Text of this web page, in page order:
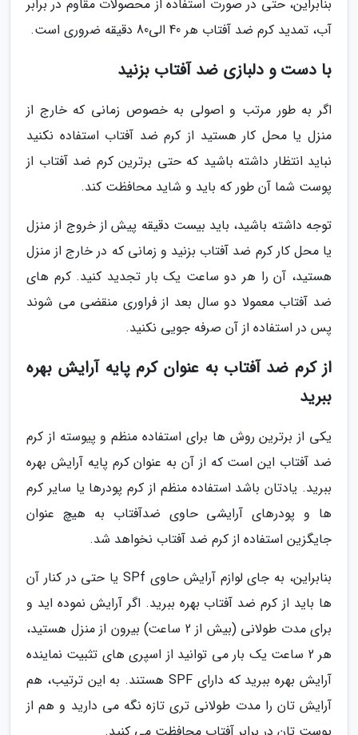
بنابراین، حتی در صورت استفاده از محصولات مقاوم در برابر
آب، تمدید کرم ضد آفتاب هر 40 الی80 دقیقه ضروری است.
با دست و دلبازی ضد آفتاب بزنید
اگر به طور مرتب و اصولی به خصوص زمانی که خارج از
منزل یا محل کار هستید از کرم ضد آفتاب استفاده نکنید
نباید انتظار داشته باشید که حتی برترین کرم ضد آفتاب از
پوست شما آن طور که باید و شاید محافظت کند.
توجه داشته باشید، باید بیست دقیقه پیش از خروج از منزل
یا محل کار کرم ضد آفتاب بزنید و زمانی که در خارج از منزل
هستید، آن را هر دو ساعت یک بار تجدید کنید. کرم های
ضد آفتاب معمولا دو سال بعد از فراوری منقضی می شوند
پس در استفاده از آن صرفه جویی نکنید.
از کرم ضد آفتاب به عنوان کرم پایه آرایش بهره
ببرید
یکی از برترین روش ها برای استفاده منظم و پیوسته از کرم
ضد آفتاب این است که از آن به عنوان کرم پایه آرایش بهره
ببرید. یادتان باشد استفاده منظم از کرم پودرها یا سایر کرم
ها و پودرهای آرایشی حاوی ضدآفتاب به هیچ عنوان
جایگزین استفاده از کرم ضد آفتاب نخواهد شد.
بنابراین، به جای لوازم آرایش حاوی SPf یا حتی در کنار آن
ها باید از کرم ضد آفتاب بهره ببرید. اگر آرایش نموده اید و
برای مدت طولانی (بیش از 2 ساعت) بیرون از منزل هستید،
هر 2 ساعت یک بار می توانید از اسپری های تثبیت نماینده
آرایش بهره ببرید که دارای SPF هستند. به این ترتیب، هم
آرایش تان را مدت طولانی تری تازه نگه می دارید و هم از